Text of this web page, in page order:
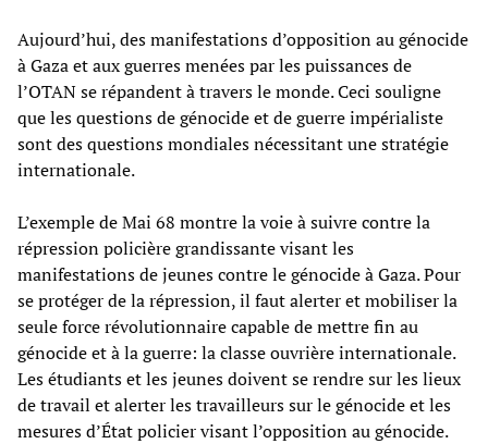
Aujourd’hui, des manifestations d’opposition au génocide
à Gaza et aux guerres menées par les puissances de
l’OTAN se répandent à travers le monde. Ceci souligne
que les questions de génocide et de guerre impérialiste
sont des questions mondiales nécessitant une stratégie
internationale.
L’exemple de Mai 68 montre la voie à suivre contre la
répression policière grandissante visant les
manifestations de jeunes contre le génocide à Gaza. Pour
se protéger de la répression, il faut alerter et mobiliser la
seule force révolutionnaire capable de mettre fin au
génocide et à la guerre: la classe ouvrière internationale.
Les étudiants et les jeunes doivent se rendre sur les lieux
de travail et alerter les travailleurs sur le génocide et les
mesures d’État policier visant l’opposition au génocide.